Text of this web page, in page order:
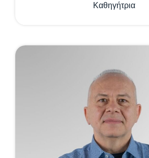
Καθηγήτρια